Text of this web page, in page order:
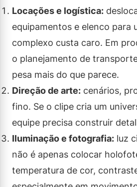
Locações e logística:
equipamentos e elenco para
complexo custa caro. Em
o planejamento de
pesa mais do que parece.
Direção de arte: cenários,
fino. Se o clipe cria um
equipe precisa construir
Iluminação e fotografia: luz
não é apenas colocar
temperatura de cor,